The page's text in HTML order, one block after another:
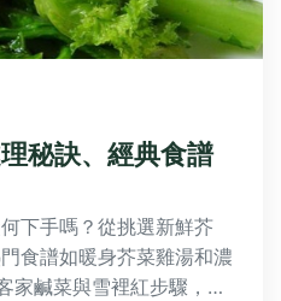
秘訣、經典食譜
下手嗎？從挑選新鮮芥
食譜如暖身芥菜雞湯和濃
家鹹菜與雪裡紅步驟，本